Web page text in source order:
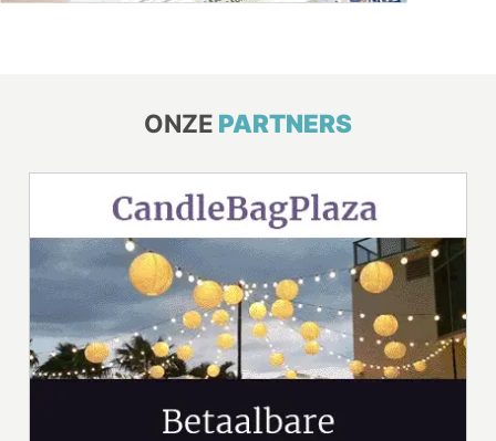
ONZE PARTNERS